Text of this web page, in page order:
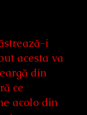
i
acesta va
din
ce
acolo din